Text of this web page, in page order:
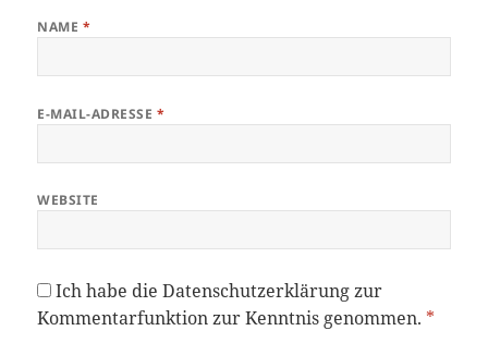
NAME *
E-MAIL-ADRESSE *
WEBSITE
Ich habe dieDatenschutzerklärungzur
Kommentarfunktion zur Kenntnis genommen. *